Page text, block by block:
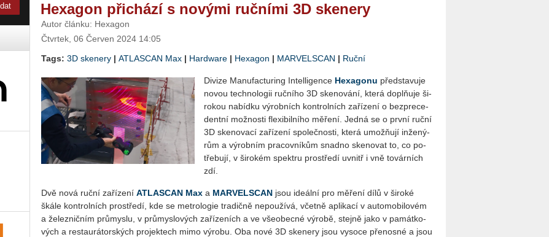
Hexagon přichází s novými ručními 3D skenery
Autor článku: Hexagon
Čtvrtek, 06 Červen 2024 14:05
Tags: 3D skenery | ATLASCAN Max | Hardware | Hexagon | MARVELSCAN | Ruční
Di­vi­ze Ma­nu­factu­ring In­tel­li­gen­ce He­xa­go­nu před­sta­vu­je
novou tech­no­lo­gii ruč­ní­ho 3D ske­no­vá­ní, která doplňuje ši­
ro­kou na­bíd­ku vý­rob­ních kon­t­rol­ních za­ří­ze­ní o bez­pre­ce­
dent­ní mož­nos­ti fle­xi­bil­ní­ho mě­ře­ní. Jedná se o první ruční
3D ske­no­va­cí za­ří­ze­ní spo­leč­nos­ti, která umo­ž­ňují in­že­ný­
rům a vý­rob­ním pra­cov­ní­kům snad­no ske­no­vat to, co po­
tře­bu­jí, v ši­ro­kém spek­tru pro­stře­dí uvnitř i vně to­vár­ních
zdí.
Dvě nová ruční za­ří­ze­ní AT­LAS­CAN Max a MAR­VEL­SCAN jsou ide­ál­ní pro mě­ře­ní dílů v ši­ro­ké
škále kon­t­rol­ních pro­stře­dí, kde se me­t­ro­lo­gie tra­dič­ně ne­po­u­ží­vá, včet­ně apli­ka­cí v au­to­mo­bi­lo­vém
a že­lez­nič­ním prů­mys­lu, v prů­mys­lo­vých za­ří­ze­ních a ve vše­o­bec­né vý­ro­bě, stej­ně jako v pa­mát­ko­
vých a re­stau­rá­tor­ských pro­jek­tech mimo vý­ro­bu. Oba nové 3D ske­ne­ry jsou vy­so­ce pře­nos­né a jsou